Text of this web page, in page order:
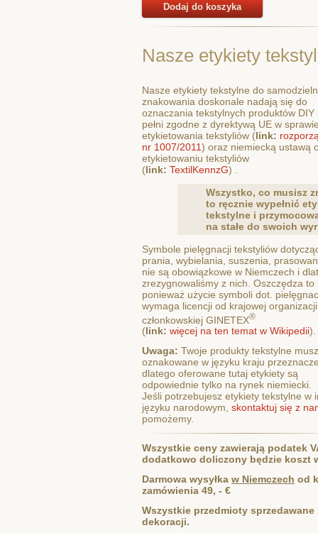
Dodaj do koszyka
Nasze etykiety
Nasze etykiety tekstylne do
znakowania doskonale nadają się do
oznaczania tekstylnych produktów DIY
pełni zgodne z dyrektywą UE w
etykietowania tekstyliów (link:
nr 1007/2011) oraz niemiecką ustawą
etykietowaniu tekstyliów
(link: TextilKennzG) .
Wszystko, co musisz
to ręcznie wypełnić
tekstylne i
na stałe do swoich
Symbole pielęgnacji tekstyliów
prania, wybielania, suszenia,
nie są obowiązkowe w Niemczech i
zrezygnowaliśmy z nich. Oszczędza to
ponieważ użycie symboli dot.
wymaga licencji od krajowej organizacji
członkowskiej GINETEX®
(link: więcej na ten temat w Wikipedii).
Uwaga: Twoje produkty tekstylne
oznakowane w języku kraju
dlatego oferowane tutaj etykiety są
odpowiednie tylko na rynek niemiecki.
Jeśli potrzebujesz etykiety tekstylne w
języku narodowym, skontaktuj się z
pomożemy.
Wszystkie ceny zawierają podatek
dodatkowo doliczony będzie koszt
Darmowa wysyłka w Niemczech od
zamówienia 49, - €
Wszystkie przedmioty sprzedawane
dekoracji.